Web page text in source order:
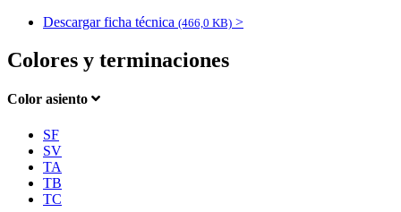
Descargar ficha técnica (466,0 KB) >
Colores y terminaciones
Color asiento
SF
SV
TA
TB
TC